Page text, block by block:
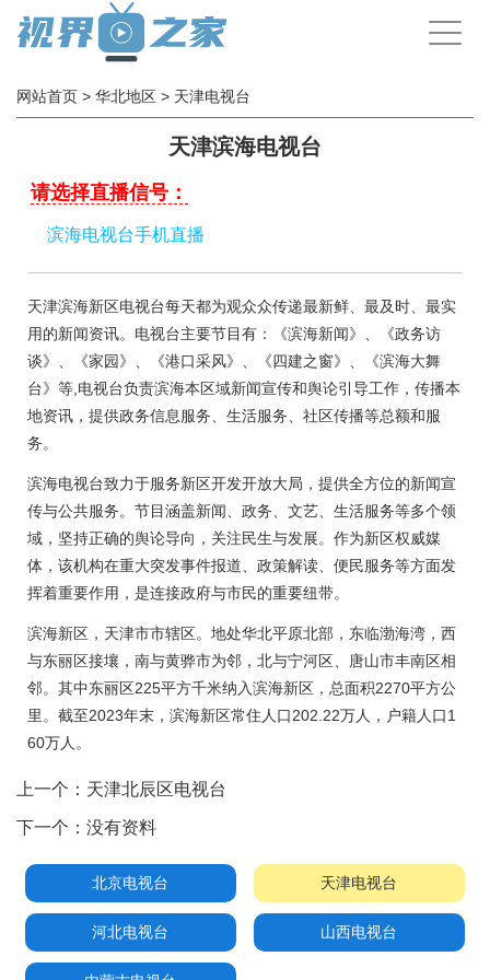
手
机
网站首页 > 华北地区 > 天津电视台
天津滨海电视台
请选择直播信号：
滨海电视台手机直播
天津滨海新区电视台每天都为观众众传递最新鲜、最及时、最实
用的新闻资讯。电视台主要节目有：《滨海新闻》、《政务访
谈》、《家园》、《港口采风》、《四建之窗》、《滨海大舞
台》‌等,电视台负责滨海本区域新闻宣传和舆论引导工作，传播本
地资讯，提供政务信息服务、生活服务、社区传播等总额和服
务。
滨海电视台致力于服务新区开发开放大局，提供全方位的新闻宣
传与公共服务。节目涵盖新闻、政务、文艺、生活服务等多个领
域，坚持正确的舆论导向，关注民生与发展。作为新区权威媒
体，该机构在重大突发事件报道、政策解读、便民服务等方面发
挥着重要作用，是连接政府与市民的重要纽带。
滨海新区，天津市市辖区。地处华北平原北部，东临渤海湾，西
与东丽区接壤，南与黄骅市为邻，北与宁河区、唐山市丰南区相
邻。其中东丽区225平方千米纳入滨海新区，总面积2270平方公
里。截至2023年末，滨海新区常住人口202.22万人，户籍人口1
60万人。
上一个： 天津北辰区电视台
下一个： 没有资料
北京电视台 天津电视台
河北电视台 山西电视台